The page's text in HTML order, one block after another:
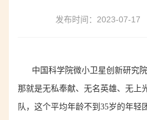
发布时间：2023-07-17
中国科学院微小卫星创新研究
那就是无私奉献、无名英雄、无上
队，这个平均年龄不到 35岁的年轻